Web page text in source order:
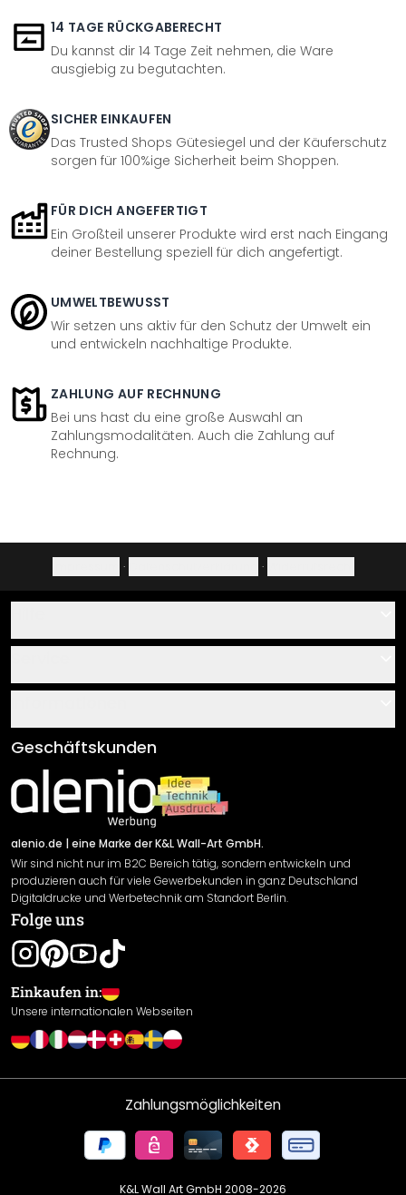
14 TAGE RÜCKGABERECHT
Du kannst dir 14 Tage Zeit nehmen, die Ware
ausgiebig zu begutachten.
SICHER EINKAUFEN
Das Trusted Shops Gütesiegel und der Käuferschutz
sorgen für 100%ige Sicherheit beim Shoppen.
FÜR DICH ANGEFERTIGT
Ein Großteil unserer Produkte wird erst nach Eingang
deiner Bestellung speziell für dich angefertigt.
UMWELTBEWUSST
Wir setzen uns aktiv für den Schutz der Umwelt ein
und entwickeln nachhaltige Produkte.
ZAHLUNG AUF RECHNUNG
Bei uns hast du eine große Auswahl an
Zahlungsmodalitäten. Auch die Zahlung auf
Rechnung.
· ·
Über uns
Klebe- und Montageanleitungen
Newsletter An-/Abmeldung
Sendungsverfolgung
AGB
Impressum
Versand & Zahlung
Rücksendung
Widerrufsrecht
Datenschutzerklärung
Gewährleistung
Leistungserklärung / CE-Zeichen
Cookie Einstellungen
Geschäftskunden
alenio.de | eine Marke der K&L Wall-Art GmbH.
Wir sind nicht nur im B2C Bereich tätig, sondern entwickeln und
produzieren auch für viele Gewerbekunden in ganz Deutschland
Digitaldrucke und Werbetechnik am Standort Berlin.
Folge uns
Einkaufen in:
Unsere internationalen Webseiten
Zahlungsmöglichkeiten
K&L Wall Art GmbH 2008-2026